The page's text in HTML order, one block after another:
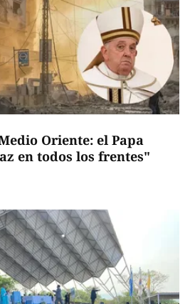
Oriente: el Papa
en todos los frentes"